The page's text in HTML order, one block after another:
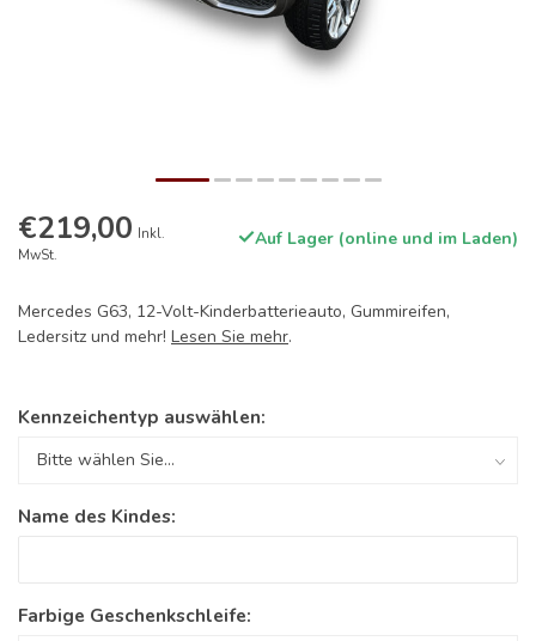
€219,00 Inkl.
MwSt.
Auf Lager (online und im Laden)
Mercedes G63, 12-Volt-Kinderbatterieauto, Gummireifen,
Ledersitz und mehr! Lesen Sie mehr.
Kennzeichentyp auswählen:
Name des Kindes:
Farbige Geschenkschleife: